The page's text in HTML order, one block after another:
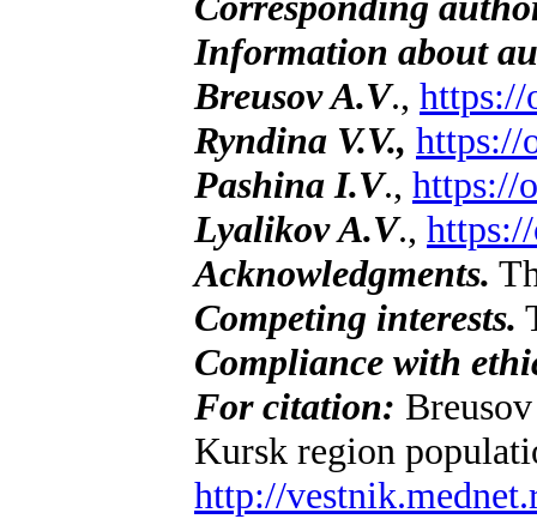
Information about
Breusov A.V., https://
Ryndina V.V., https://
Pashina I.V., https://
Lyalikov A.V.,
Acknowledgments.
Competing interests.
Compliance with
For citation:
Kursk region
http://